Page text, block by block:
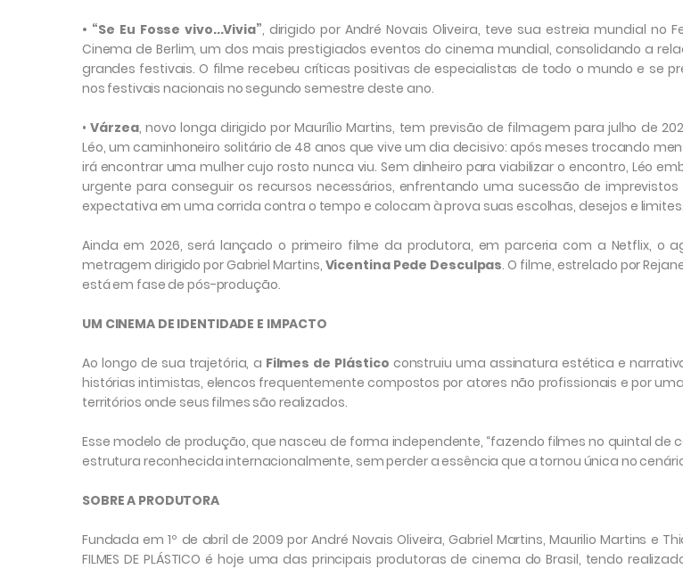
• “Se Eu Fosse vivo...Vivia”, dirigido por André Novais Oliveira, teve sua estreia mundial no
Cinema de Berlim, um dos mais prestigiados eventos do cinema mundial, consolidando a
grandes festivais. O filme recebeu críticas positivas de especialistas de todo o mundo e se
nos festivais nacionais no segundo semestre deste ano.
•Várzea, novo longa dirigido por Maurílio Martins, tem previsão de filmagem para julho de
Léo, um caminhoneiro solitário de 48 anos que vive um dia decisivo: após meses trocando
irá encontrar uma mulher cujo rosto nunca viu. Sem dinheiro para viabilizar o encontro, Léo
urgente para conseguir os recursos necessários, enfrentando uma sucessão de
expectativa em uma corrida contra o tempo e colocam à prova suas escolhas, desejos e limites.
Ainda em 2026, será lançado o primeiro filme da produtora, em parceria com a Netflix, o
metragem dirigido por Gabriel Martins, Vicentina Pede Desculpas. O filme, estrelado por
está em fase de pós-produção.
UM CINEMA DE IDENTIDADE E IMPACTO
Ao longo de sua trajetória, a Filmes de Plástico construiu uma assinatura estética e
histórias intimistas, elencos frequentemente compostos por atores não profissionais e por
territórios onde seus filmes são realizados.
Esse modelo de produção, que nasceu de forma independente, “fazendo filmes no quintal de
estrutura reconhecida internacionalmente, sem perder a essência que a tornou única no
SOBRE A PRODUTORA
Fundada em 1º de abril de 2009 por André Novais Oliveira, Gabriel Martins, Maurilio Martins e
FILMES DE PLÁSTICO é hoje uma das principais produtoras de cinema do Brasil, tendo